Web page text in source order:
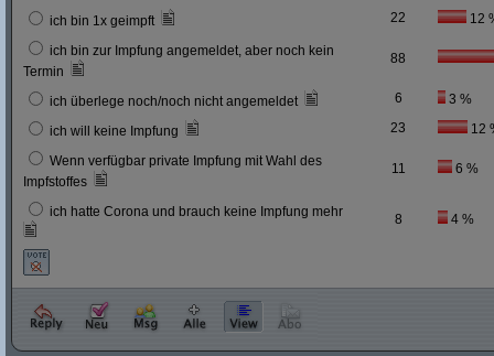
ich bin 1x geimpft 22 12
ich bin zur Impfung angemeldet, aber noch kein
Termin
88
ich überlege noch/noch nicht angemeldet 6 3 %
ich will keine Impfung 23 12
Wenn verfügbar private Impfung mit Wahl des
Impfstoffes
11 6 %
ich hatte Corona und brauch keine Impfung mehr 8 4 %